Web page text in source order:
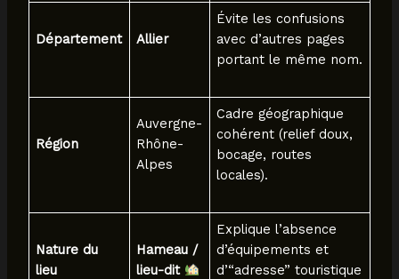
Département Allier
Évite les confusions
avec d’autres pages
portant le même nom.
Région
Auvergne-
Rhône-
Alpes
Cadre géographique
cohérent (relief doux,
bocage, routes
locales).
Nature du
lieu
Hameau /
lieu-dit
Explique l’absence
d’équipements et
d’“adresse” touristique